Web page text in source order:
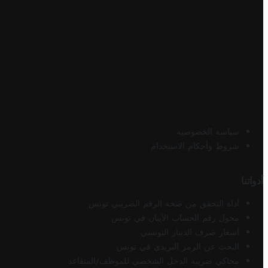
سياسة الخصوصية
شروط وأحكام الاستخدام
أدواتنا
أداة التحقق من صحة الرقم الضريبي تونس
محول رقم الحساب الآيبان في تونس
أسعار صرف الدينار التونسي
البحث عن الرمز البريدي في تونس
محاكي ضريبة الدخل الشخصي للموظف/المتقاعد